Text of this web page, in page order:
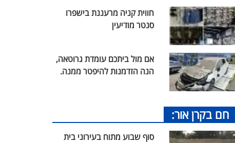
חווית קניה מרעננת בישפרו
סנטר מודיעין
אם מול ביתכם עומדת גרוטאה,
הנה הזדמנות להיפטר ממנה.
חם בקרן אור:
סוף שבוע מתוח בעירוני בית